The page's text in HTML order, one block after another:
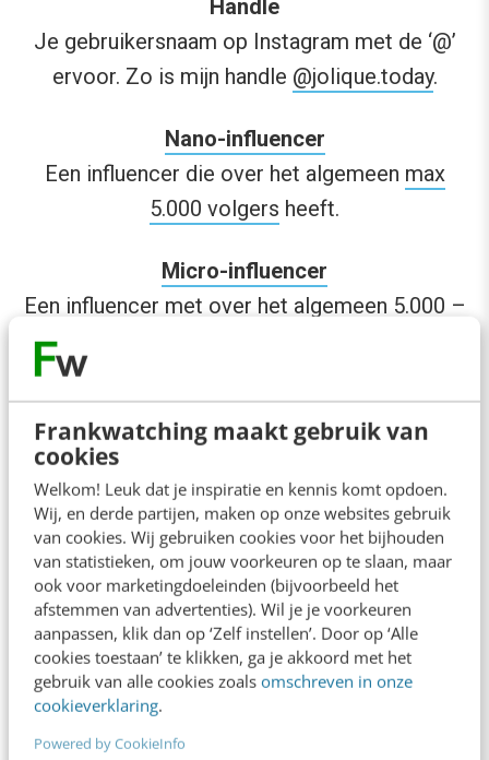
Frankwatching maakt gebruik van
cookies
Welkom! Leuk dat je inspiratie en kennis komt opdoen.
Wij, en derde partijen, maken op onze websites gebruik
van cookies. Wij gebruiken cookies voor het bijhouden
van statistieken, om jouw voorkeuren op te slaan, maar
ook voor marketingdoeleinden (bijvoorbeeld het
afstemmen van advertenties). Wil je je voorkeuren
aanpassen, klik dan op ‘Zelf instellen’. Door op ‘Alle
cookies toestaan’ te klikken, ga je akkoord met het
gebruik van alle cookies zoals omschreven in onze
cookieverklaring.
Powered by CookieInfo
Handle
Je gebruikersnaam op Instagram met de ‘@’
ervoor. Zo is mijn handle @jolique.today.
Nano-influencer
Een influencer die over het algemeen max
5.000 volgers heeft.
Micro-influencer
Een influencer met over het algemeen 5.000 –
Meso-influencer
Een influencer met over het algemeen 50.000 –
Macro-influencer
Een influencer met over het algemeen 100.000
– 1.000.000 volgers.
Mega-influencer
Een influencer met over het algemeen meer
dan 1.000.000 volgers.